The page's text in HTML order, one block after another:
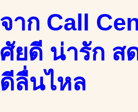
จาก Call
ศัยดี น่ารัก ส
ดีลื่นไหล